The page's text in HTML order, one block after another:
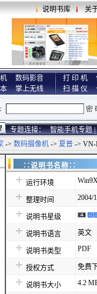
说明书库 关
数码影音
掌上无线
打 印 机
扫 描 仪
专题连接： 智能手机专题 |
-> 数码摄像机 -> 夏普 -> VN-
∷说明书名
运行环境
整理时间 2004/
说明书星级
说明书语言 英文
说明书类型 PDF
授权方式 免费
说明书大小 4.2